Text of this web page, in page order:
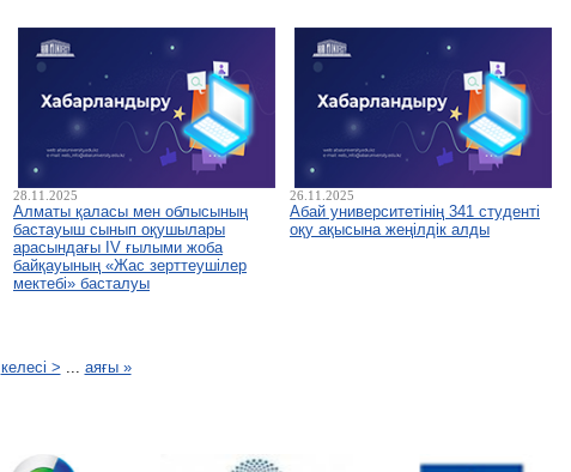
28.11.2025
Алматы қаласы мен облысының
бастауыш сынып оқушылары
арасындағы IV ғылыми жоба
байқауының «Жас зерттеушілер
мектебі» басталуы
26.11.2025
Абай университетінің 341 студенті
оқу ақысына жеңілдік алды
келесі > ... аяғы »